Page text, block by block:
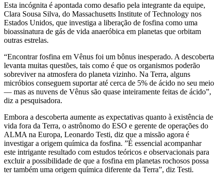
Esta incógnita é apontada como desafio pela integrante da equipe,
Clara Sousa Silva, do Massachusetts Institute of Technology nos
Estados Unidos, que investiga a liberação de fosfina como uma
bioassinatura de gás de vida anaeróbica em planetas que orbitam
outras estrelas.
“Encontrar fosfina em Vênus foi um bônus inesperado. A descoberta
levanta muitas questões, tais como é que os organismos poderão
sobreviver na atmosfera do planeta vizinho. Na Terra, alguns
micróbios conseguem suportar até cerca de 5% de ácido no seu meio
— mas as nuvens de Vênus são quase inteiramente feitas de ácido”,
diz a pesquisadora.
Embora a descoberta aumente as expectativas quanto à existência de
vida fora da Terra, o astrônomo do ESO e gerente de operações do
ALMA na Europa, Leonardo Testi, diz que a missão agora é
investigar a origem química da fosfina. ”É essencial acompanhar
este intrigante resultado com estudos teóricos e observacionais para
excluir a possibilidade de que a fosfina em planetas rochosos possa
ter também uma origem química diferente da Terra”, diz Testi.